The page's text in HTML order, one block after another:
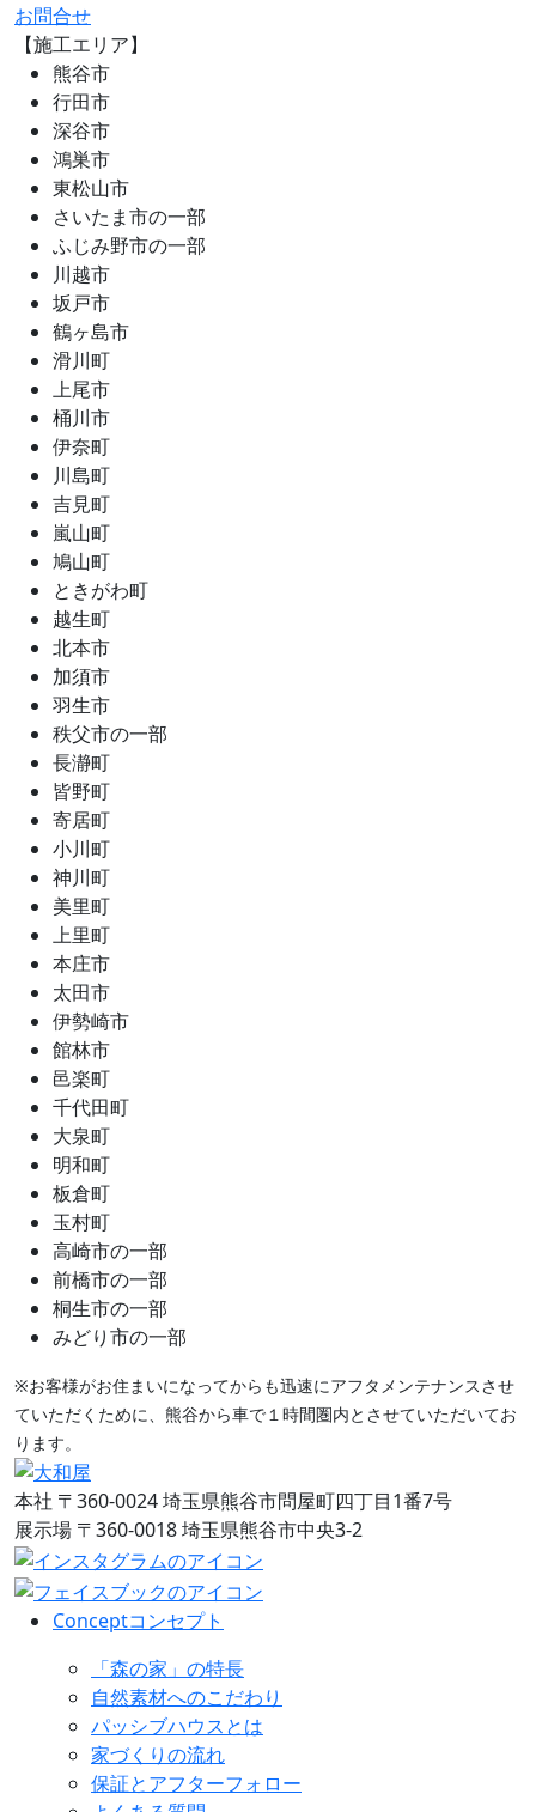
お問合せ
【施工エリア】
熊谷市
行田市
深谷市
鴻巣市
東松山市
さいたま市の一部
ふじみ野市の一部
川越市
坂戸市
鶴ヶ島市
滑川町
上尾市
桶川市
伊奈町
川島町
吉見町
嵐山町
鳩山町
ときがわ町
越生町
北本市
加須市
羽生市
秩父市の一部
長瀞町
皆野町
寄居町
小川町
神川町
美里町
上里町
本庄市
太田市
伊勢崎市
館林市
邑楽町
千代田町
大泉町
明和町
板倉町
玉村町
高崎市の一部
前橋市の一部
桐生市の一部
みどり市の一部
※お客様がお住まいになってからも迅速にアフタメンテナンスさせ
ていただくために、熊谷から車で１時間圏内とさせていただいてお
ります。
本社 〒360-0024 埼玉県熊谷市問屋町四丁目1番7号
展示場 〒360-0018 埼玉県熊谷市中央3-2
Conceptコンセプト
「森の家」の特長
自然素材へのこだわり
パッシブハウスとは
家づくりの流れ
保証とアフターフォロー